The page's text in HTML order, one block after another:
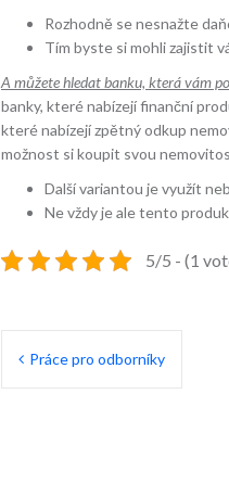
Rozhodně se nesnažte
Tím byste si mohli zajistit
A můžete hledat banku, která vám
banky, které nabízejí finanční
které nabízejízpětný odkup
možnost si koupit svou
Další variantou je využít
Ne vždy je ale tento
5/5 - (1
Navigace
Práce pro odborníky